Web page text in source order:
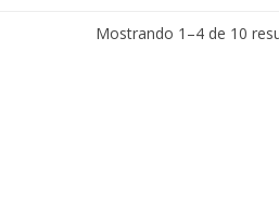
Mostrando 1–4 de 10